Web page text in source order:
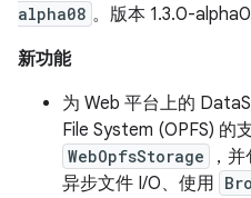
alpha08 。版本 1.3.0-
新功能
为 Web 平台上的
File System (OPFS) 的
WebOpfsStorage
，
异步文件 I/O、使用